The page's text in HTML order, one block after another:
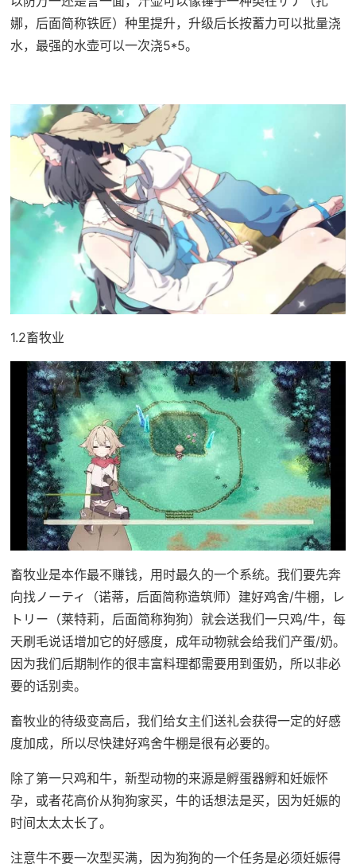
娜，后面简称铁匠）种里提升，升级后长按蓄力可以批量浇
水，最强的水壶可以一次浇5*5。
1.2畜牧业
畜牧业是本作最不赚钱，用时最久的一个系统。我们要先奔
向找ノーティ（诺蒂，后面简称造筑师）建好鸡舍/牛棚，レ
トリー（莱特莉，后面简称狗狗）就会送我们一只鸡/牛，每
天刷毛说话增加它的好感度，成年动物就会给我们产蛋/奶。
因为我们后期制作的很丰富料理都需要用到蛋奶，所以非必
要的话别卖。
畜牧业的待级变高后，我们给女主们送礼会获得一定的好感
度加成，所以尽快建好鸡舍牛棚是很有必要的。
除了第一只鸡和牛，新型动物的来源是孵蛋器孵和妊娠怀
孕，或者花高价从狗狗家买，牛的话想法是买，因为妊娠的
时间太太太长了。
注意牛不要一次型买满，因为狗狗的一个任务是必须妊娠得